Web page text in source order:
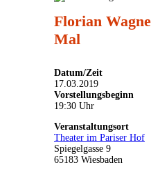
Florian
Mal
Datum/Zeit
17.03.2019
Vorstellungsbeginn
19:30 Uhr
Veranstaltungsort
Theater im Pariser Hof
Spiegelgasse 9
65183 Wiesbaden